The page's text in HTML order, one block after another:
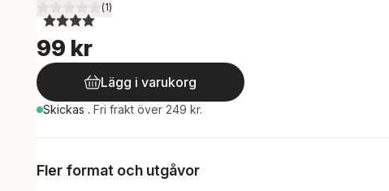
4,0utav 5 stjärnor. Totalt antal röster:
(1)
99 kr
Lägg i varukorg
Skickas . Fri frakt över 249 kr.
Fler format och utgåvor